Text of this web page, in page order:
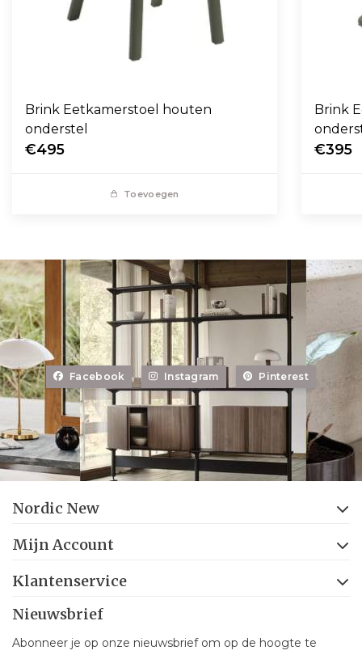
Brink Eetkamerstoel houten
onderstel
€495
Toevoegen
Brink
€395
Facebook Instagram Pinterest
Nordic New
Mijn Account
Klantenservice
Nieuwsbrief
Abonneer je op onze nieuwsbrief om op de hoogte te